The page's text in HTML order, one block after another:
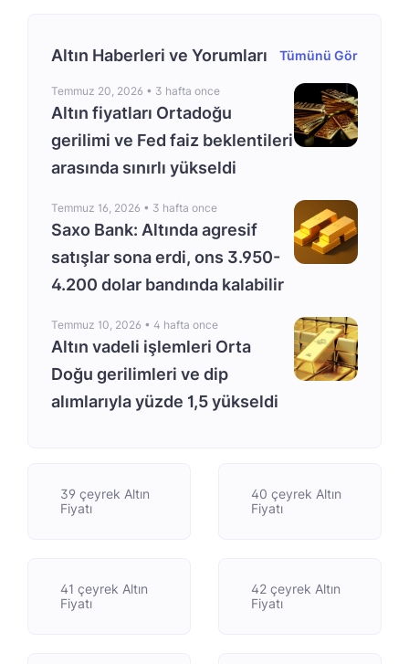
Altın Haberleri ve Yorumları Tümünü Gör
Temmuz 20, 2026 • 3 hafta once
Altın fiyatları Ortadoğu
gerilimi ve Fed faiz beklentileri
arasında sınırlı yükseldi
Temmuz 16, 2026 • 3 hafta once
Saxo Bank: Altında agresif
satışlar sona erdi, ons 3.950-
4.200 dolar bandında kalabilir
Temmuz 10, 2026 • 4 hafta once
Altın vadeli işlemleri Orta
Doğu gerilimleri ve dip
alımlarıyla yüzde 1,5 yükseldi
39 çeyrek Altın
Fiyatı
40 çeyrek Altın
Fiyatı
41 çeyrek Altın
Fiyatı
42 çeyrek Altın
Fiyatı